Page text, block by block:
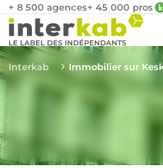
+ 8 500 agences+ 45 000 pros
Interkab Immobilier sur